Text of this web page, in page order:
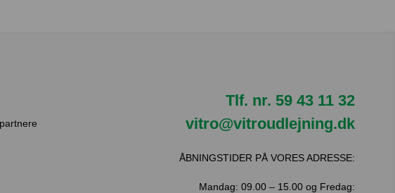
Tlf. nr. 59 43 11 32
vitro@vitroudlejning.dk
ÅBNINGSTIDER PÅ VORES ADRESSE:
Mandag: 09.00 – 15.00 og Fredag: